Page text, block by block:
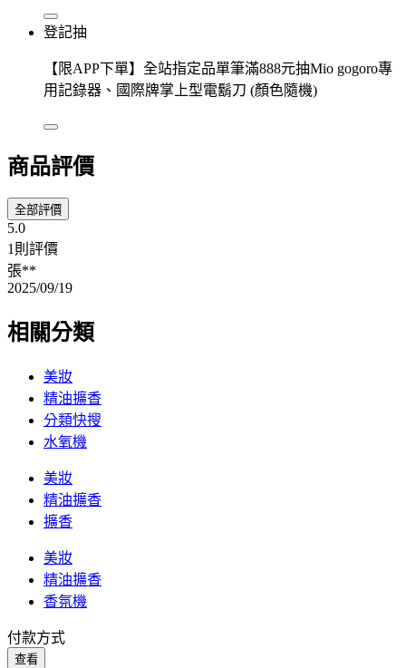
登記抽
【限APP下單】全站指定品單筆滿888元抽Mio gogoro專
用記錄器、國際牌掌上型電鬍刀 (顏色隨機)
商品評價
全部評價
5.0
1則評價
張**
2025/09/19
相關分類
美妝
精油擴香
分類快搜
水氧機
美妝
精油擴香
擴香
美妝
精油擴香
香氛機
付款方式
查看